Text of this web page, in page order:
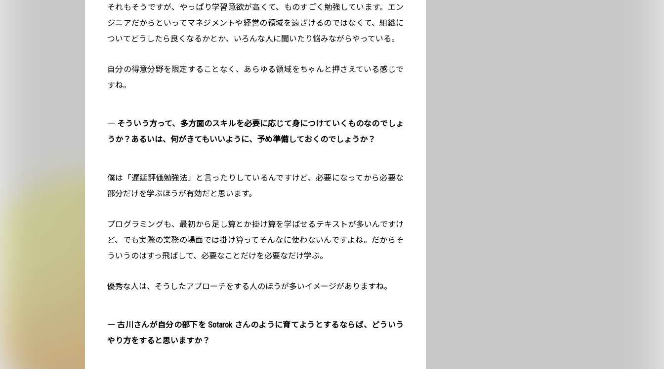
それもそうですが、やっぱり学習意欲が高くて、ものすごく勉強しています。エン
ジニアだからといってマネジメントや経営の領域を遠ざけるのではなくて、組織に
ついてどうしたら良くなるかとか、いろんな人に聞いたり悩みながらやっている。
自分の得意分野を限定することなく、あらゆる領域をちゃんと押さえている感じで
すね。
― そういう方って、多方面のスキルを必要に応じて身につけていくものなのでしょ
うか？あるいは、何がきてもいいように、予め準備しておくのでしょうか？
僕は「遅延評価勉強法」と言ったりしているんですけど、必要になってから必要な
部分だけを学ぶほうが有効だと思います。
プログラミングも、最初から足し算とか掛け算を学ばせるテキストが多いんですけ
ど、でも実際の業務の場面では掛け算ってそんなに使わないんですよね。だからそ
ういうのはすっ飛ばして、必要なことだけを必要なだけ学ぶ。
優秀な人は、そうしたアプローチをする人のほうが多いイメージがありますね。
― 古川さんが自分の部下を Sotarok さんのように育てようとするならば、どういう
やり方をすると思いますか？